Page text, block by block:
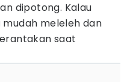
dipotong. Kalau
meleleh dan
saat